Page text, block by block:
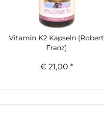
Vitamin K2 Kapseln (Robert
Franz)
€ 21,00 *